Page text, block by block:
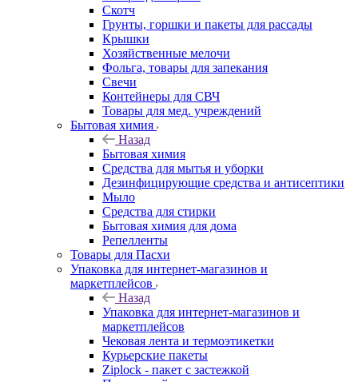
Скотч
Грунты, горшки и пакеты для рассады
Крышки
Хозяйственные мелочи
Фольга, товары для запекания
Свечи
Контейнеры для СВЧ
Товары для мед. учреждений
Бытовая химия
Назад
Бытовая химия
Средства для мытья и уборки
Дезинфицирующие средства и антисептики
Мыло
Средства для стирки
Бытовая химия для дома
Репелленты
Товары для Пасхи
Упаковка для интернет-магазинов и
маркетплейсов
Назад
Упаковка для интернет-магазинов и
маркетплейсов
Чековая лента и термоэтикетки
Курьерские пакеты
Ziplock - пакет с застежкой